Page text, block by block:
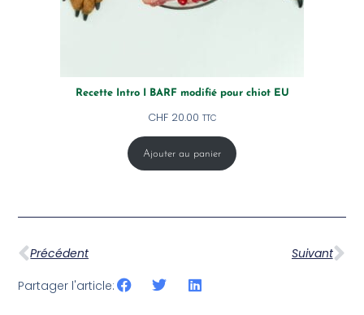
Recette Intro I BARF modifié pour chiot EU
CHF20.00 TTC
Ajouter au panier
Précédent Suivant
Partager l'article: